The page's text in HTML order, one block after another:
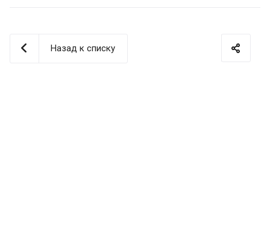
Назад к списку